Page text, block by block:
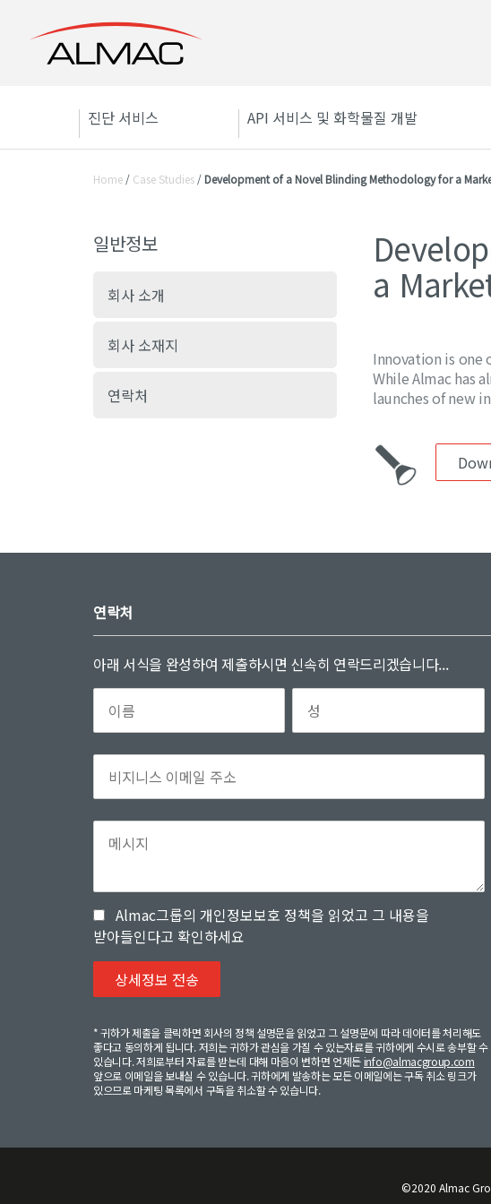
진단 서비스 API 서비스 및 화학물질 개발
Home / Case Studies /Development of a Novel Blinding Methodology for a
일반정보
회사 소개
회사 소재지
연락처
a
Innovation is one
While Almac has
launches of new
연락처
아래 서식을 완성하여 제출하시면 신속히 연락드리겠습니다...
Almac그룹의 개인정보보호 정책을 읽었고 그 내용을
받아들인다고 확인하세요
* 귀하가 제출을 클릭하면 회사의 정책 설명문을 읽었고 그 설명문에 따라 데이터를 처리해도
좋다고 동의하게 됩니다. 저희는 귀하가 관심을 가질 수 있는자료를 귀하에게 수시로 송부할 수
있습니다. 저희로부터 자료를 받는데 대해 마음이 변하면 언제든info@almacgroup.com
앞으로 이메일을 보내실 수 있습니다. 귀하에게 발송하는 모든 이메일에는 구독 취소 링크가
있으므로 마케팅 목록에서 구독을 취소할 수 있습니다.
©2020 Almac